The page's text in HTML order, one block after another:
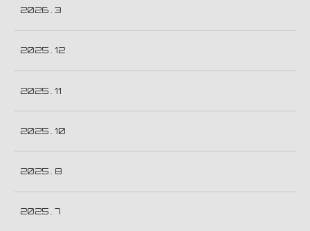
2026 . 3
2025 . 12
2025 . 11
2025 . 10
2025 . 8
2025 . 7